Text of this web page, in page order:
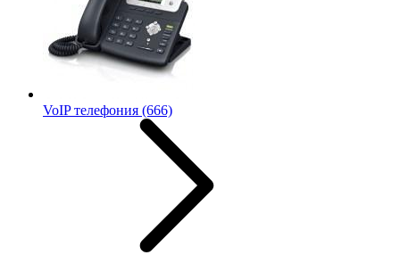
VoIP телефония (666)